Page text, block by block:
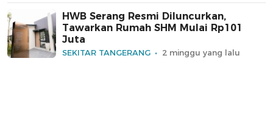
HWB Serang Resmi Diluncurkan,
Tawarkan Rumah SHM Mulai Rp101
Juta
SEKITAR TANGERANG 2 minggu yang lalu